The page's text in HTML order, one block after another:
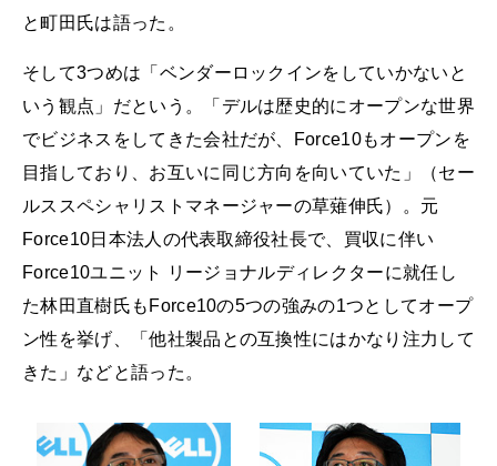
と町田氏は語った。
そして3つめは「ベンダーロックインをしていかないと
いう観点」だという。「デルは歴史的にオープンな世界
でビジネスをしてきた会社だが、Force10もオープンを
目指しており、お互いに同じ方向を向いていた」（セー
ルススペシャリストマネージャーの草薙伸氏）。元
Force10日本法人の代表取締役社長で、買収に伴い
Force10ユニット リージョナルディレクターに就任し
た林田直樹氏もForce10の5つの強みの1つとしてオープ
ン性を挙げ、「他社製品との互換性にはかなり注力して
きた」などと語った。